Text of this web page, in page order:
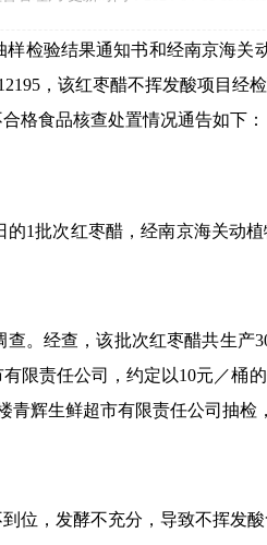
样检验结果通知书和经南京海关
， 该红枣醋不挥发酸项目 经
格食品核查处置情况通告如下：
的1批次红枣醋 ，经南京海关动
。 经查，该批次红枣醋共生产
限责任公司，约定以10元／桶
青辉生鲜超市有限责任公司抽检，
位，发酵不充分，导致不挥发酸